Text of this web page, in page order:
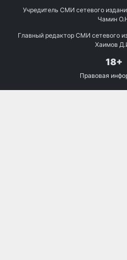
Учредитель СМИ сетевого
Чамин
Главный редактор СМИ сетевого
Хаимов
18+
Правовая